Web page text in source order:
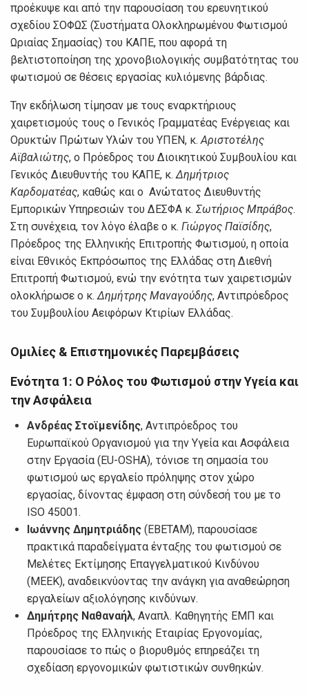
προέκυψε και από την παρουσίαση του ερευνητικού
σχεδίου ΣΟΦΩΣ (Συστήματα Ολοκληρωμένου Φωτισμού
Ωριαίας Σημασίας) του ΚΑΠΕ, που αφορά τη
βελτιστοποίηση της χρονοβιολογικής συμβατότητας του
φωτισμού σε θέσεις εργασίας κυλιόμενης βάρδιας.
Την εκδήλωση τίμησαν με τους εναρκτήριους
χαιρετισμούς τους ο Γενικός Γραμματέας Ενέργειας και
Ορυκτών Πρώτων Υλών του ΥΠΕΝ, κ.Αριστοτέλης
Αϊβαλιώτης, ο Πρόεδρος του Διοικητικού Συμβουλίου και
Γενικός Διευθυντής του ΚΑΠΕ, κ.Δημήτριος
Καρδοματέας, καθώς και ο Ανώτατος Διευθυντής
Εμπορικών Υπηρεσιών του ΔΕΣΦΑ κ.Σωτήριος Μπράβος.
Στη συνέχεια, τον λόγο έλαβε ο κ. Γιώργος Παϊσίδης,
Πρόεδρος της Ελληνικής Επιτροπής Φωτισμού, η οποία
είναι Εθνικός Εκπρόσωπος της Ελλάδας στη Διεθνή
Επιτροπή Φωτισμού, ενώ την ενότητα των χαιρετισμών
ολοκλήρωσε ο κ.Δημήτρης Μαναγούδης, Αντιπρόεδρος
του Συμβουλίου Αειφόρων Κτιρίων Ελλάδας.
Ομιλίες & Επιστημονικές Παρεμβάσεις
Ενότητα 1: Ο Ρόλος του Φωτισμού στην Υγεία και
την Ασφάλεια
Ανδρέας Στοϊμενίδης, Αντιπρόεδρος του
Ευρωπαϊκού Οργανισμού για την Υγεία και Ασφάλεια
στην Εργασία (EU-OSHA), τόνισε τη σημασία του
φωτισμού ως εργαλείο πρόληψης στον χώρο
εργασίας, δίνοντας έμφαση στη σύνδεσή του με το
ISO 45001.
Ιωάννης Δημητριάδης (ΕΒΕΤΑΜ), παρουσίασε
πρακτικά παραδείγματα ένταξης του φωτισμού σε
Μελέτες Εκτίμησης Επαγγελματικού Κινδύνου
(ΜΕΕΚ), αναδεικνύοντας την ανάγκη για αναθεώρηση
εργαλείων αξιολόγησης κινδύνων.
Δημήτρης Ναθαναήλ, Αναπλ. Καθηγητής ΕΜΠ και
Πρόεδρος της Ελληνικής Εταιρίας Εργονομίας,
παρουσίασε το πώς ο βιορυθμός επηρεάζει τη
σχεδίαση εργονομικών φωτιστικών συνθηκών.